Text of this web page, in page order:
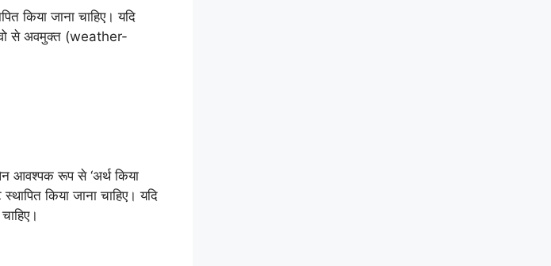
किया जाना चाहिए। यदि
से अवमुक्त (weather-
आवश्पक रूप से ‘अर्थ किया
किया जाना चाहिए। यदि